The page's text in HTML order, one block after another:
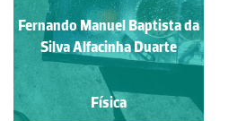
Alvaro Folhas
Física
Fernando Manuel Baptista da
Silva Alfacinha Duarte
Física